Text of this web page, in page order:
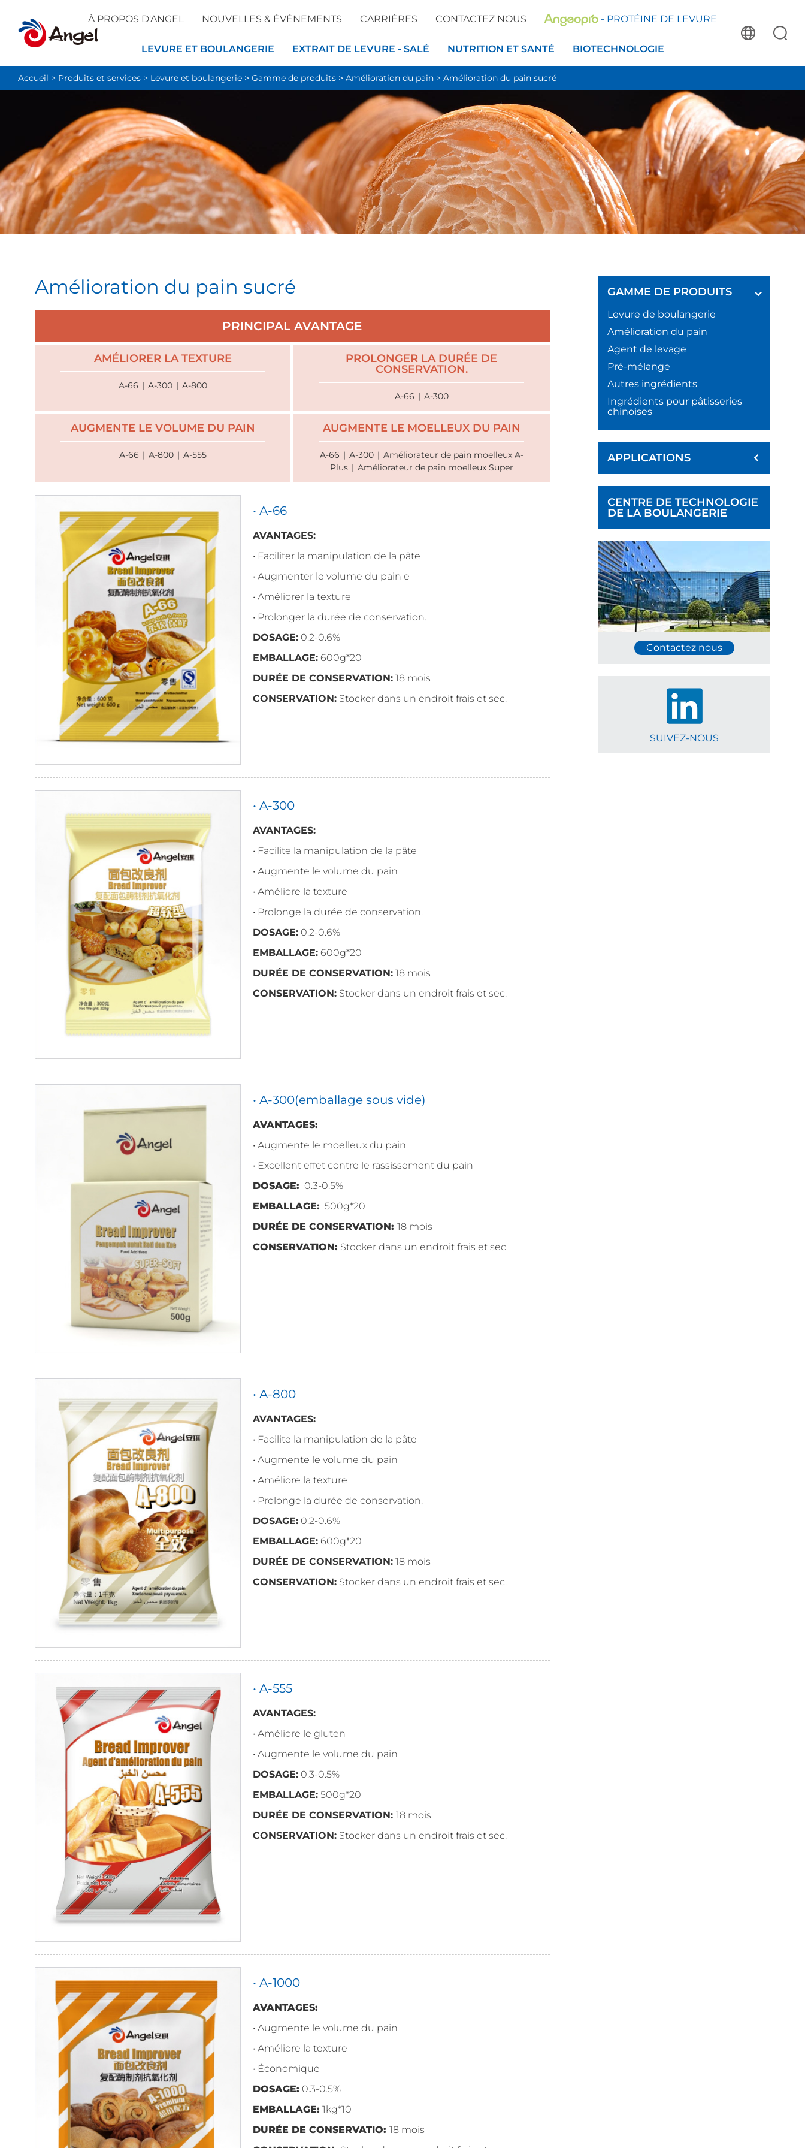
À PROPOS D'ANGEL NOUVELLES & ÉVÉNEMENTS CARRIÈRES CONTACTEZ NOUS - PROTÉINE DE LEVURE
LEVURE ET BOULANGERIE EXTRAIT DE LEVURE - SALÉ NUTRITION ET SANTÉ BIOTECHNOLOGIE
Accueil > Produits et services > Levure et boulangerie > Gamme de produits > Amélioration du pain > Amélioration du pain sucré
Amélioration du pain sucré
PRINCIPAL AVANTAGE
AMÉLIORER LA TEXTURE
A-66 | A-300 | A-800
PROLONGER LA DURÉE DE
CONSERVATION.
A-66 | A-300
AUGMENTE LE VOLUME DU PAIN
A-66 | A-800 | A-555
AUGMENTE LE MOELLEUX DU PAIN
A-66 | A-300 | Améliorateur de pain moelleux A-
Plus | Améliorateur de pain moelleux Super
• A-66
AVANTAGES:
• Faciliter la manipulation de la pâte
• Augmenter le volume du pain e
• Améliorer la texture
• Prolonger la durée de conservation.
DOSAGE:0.2-0.6%
EMBALLAGE:600g*20
DURÉE DE CONSERVATION:18 mois
CONSERVATION:Stocker dans un endroit frais et sec.
• A-300
AVANTAGES:
• Facilite la manipulation de la pâte
• Augmente le volume du pain
• Améliore la texture
• Prolonge la durée de conservation.
DOSAGE:0.2-0.6%
EMBALLAGE:600g*20
DURÉE DE CONSERVATION:18 mois
CONSERVATION:Stocker dans un endroit frais et sec.
• A-300(emballage sous vide)
AVANTAGES:
• Augmente le moelleux du pain
• Excellent effet contre le rassissement du pain
DOSAGE: 0.3-0.5%
EMBALLAGE: 500g*20
DURÉE DE CONSERVATION: 18 mois
CONSERVATION: Stocker dans un endroit frais et sec
• A-800
AVANTAGES:
• Facilite la manipulation de la pâte
• Augmente le volume du pain
• Améliore la texture
• Prolonge la durée de conservation.
DOSAGE:0.2-0.6%
EMBALLAGE:600g*20
DURÉE DE CONSERVATION:18 mois
CONSERVATION:Stocker dans un endroit frais et sec.
• A-555
AVANTAGES:
• Améliore le gluten
• Augmente le volume du pain
DOSAGE:0.3-0.5%
EMBALLAGE:500g*20
DURÉE DE CONSERVATION: 18 mois
CONSERVATION:Stocker dans un endroit frais et sec.
• A-1000
AVANTAGES:
• Augmente le volume du pain
• Améliore la texture
• Économique
DOSAGE: 0.3-0.5%
EMBALLAGE: 1kg*10
DURÉE DE CONSERVATIO: 18 mois
GAMME DE PRODUITS
Levure de boulangerie
Amélioration du pain
Agent de levage
Pré-mélange
Autres ingrédients
Ingrédients pour pâtisseries
chinoises
APPLICATIONS
CENTRE DE TECHNOLOGIE
DE LA BOULANGERIE
Contactez nous
SUIVEZ-NOUS